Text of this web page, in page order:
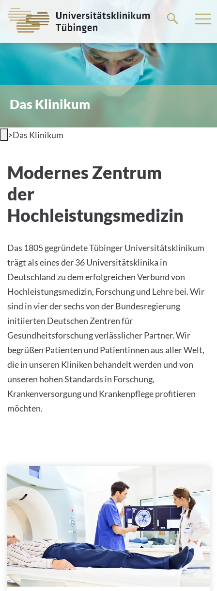
zum
Das Klinikum
>Das Klinikum
Willkommen am
Universitätsklinikum Tübingen
Modernes Zentrum
der
Hochleistungsmedizin
Das 1805 gegründete Tübinger Universitätsklinikum
trägt als eines der 36 Universitätsklinika in
Deutschland zu dem erfolgreichen Verbund von
Hochleistungsmedizin, Forschung und Lehre bei. Wir
sind in vier der sechs von der Bundesregierung
initiierten Deutschen Zentren für
Gesundheitsforschung verlässlicher Partner. Wir
begrüßen Patienten und Patientinnen aus aller Welt,
die in unseren Kliniken behandelt werden und von
unseren hohen Standards in Forschung,
Krankenversorgung und Krankenpflege profitieren
möchten.